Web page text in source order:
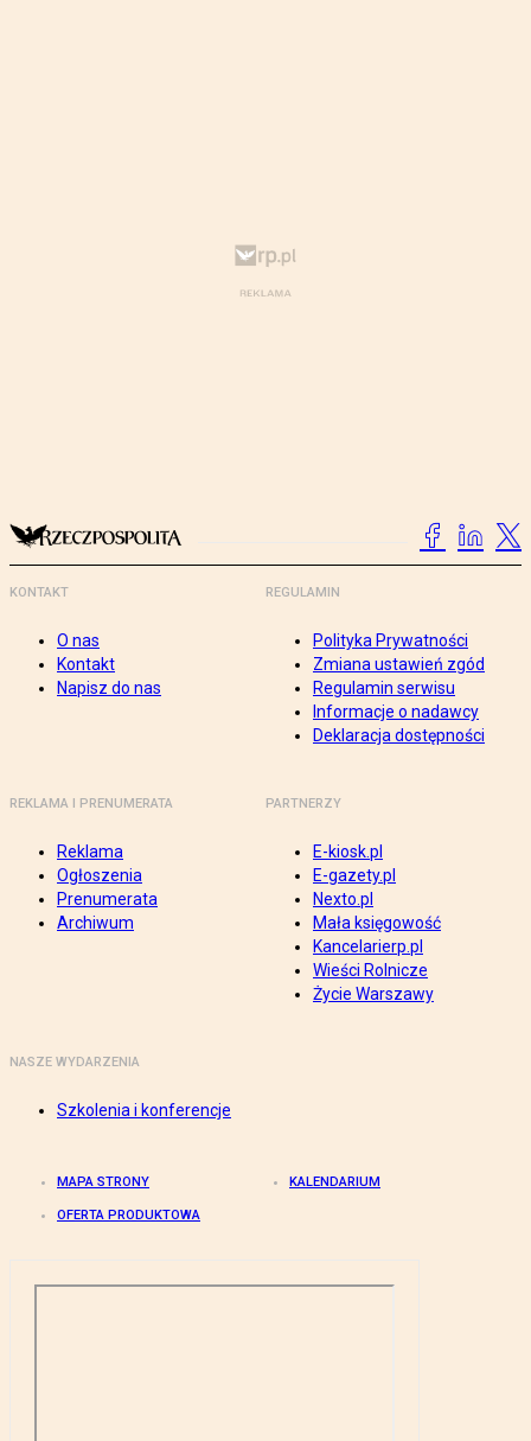
KONTAKT
O nas
Kontakt
Napisz do nas
REGULAMIN
Polityka Prywatności
Zmiana ustawień zgód
Regulamin serwisu
Informacje o nadawcy
Deklaracja dostępności
REKLAMA I PRENUMERATA
Reklama
Ogłoszenia
Prenumerata
Archiwum
PARTNERZY
E-kiosk.pl
E-gazety.pl
Nexto.pl
Mała księgowość
Kancelarierp.pl
Wieści Rolnicze
Życie Warszawy
NASZE WYDARZENIA
Szkolenia i konferencje
MAPA STRONY KALENDARIUM
OFERTA PRODUKTOWA